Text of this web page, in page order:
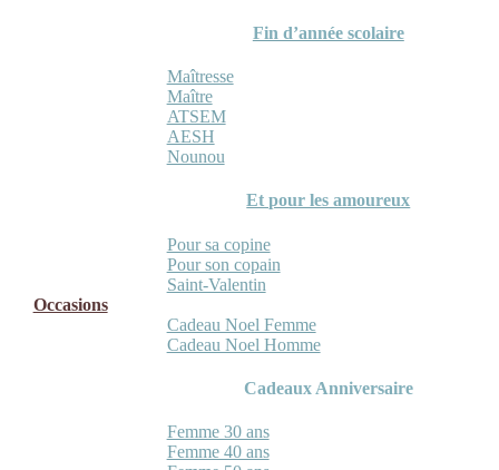
Fin d’année scolaire
Maîtresse
Maître
ATSEM
AESH
Nounou
Et pour les amoureux
Pour sa copine
Pour son copain
Saint-Valentin
Occasions
Cadeau Noel Femme
Cadeau Noel Homme
Cadeaux Anniversaire
Femme 30 ans
Femme 40 ans